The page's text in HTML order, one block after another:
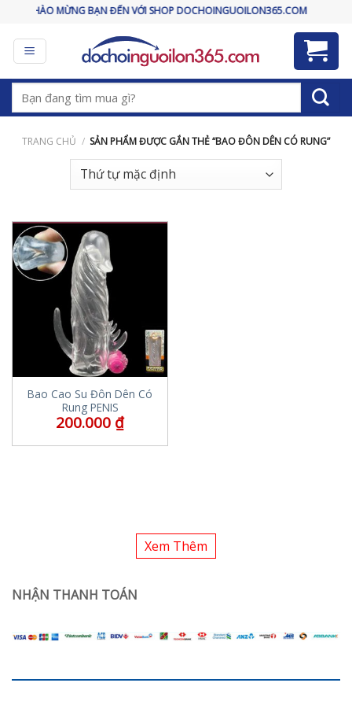
content
CHÀO MỪNG BẠN ĐẾN VỚI SHOP DOCHOINGUOILON365.COM
Tìm
kiếm:
TRANG CHỦ / SẢN PHẨM ĐƯỢC GẮN THẺ “BAO ĐÔN DÊN CÓ RUNG”
Bao Cao Su Đôn Dên Có
Rung PENIS
200.000 ₫
Xem Thêm
NHẬN THANH TOÁN